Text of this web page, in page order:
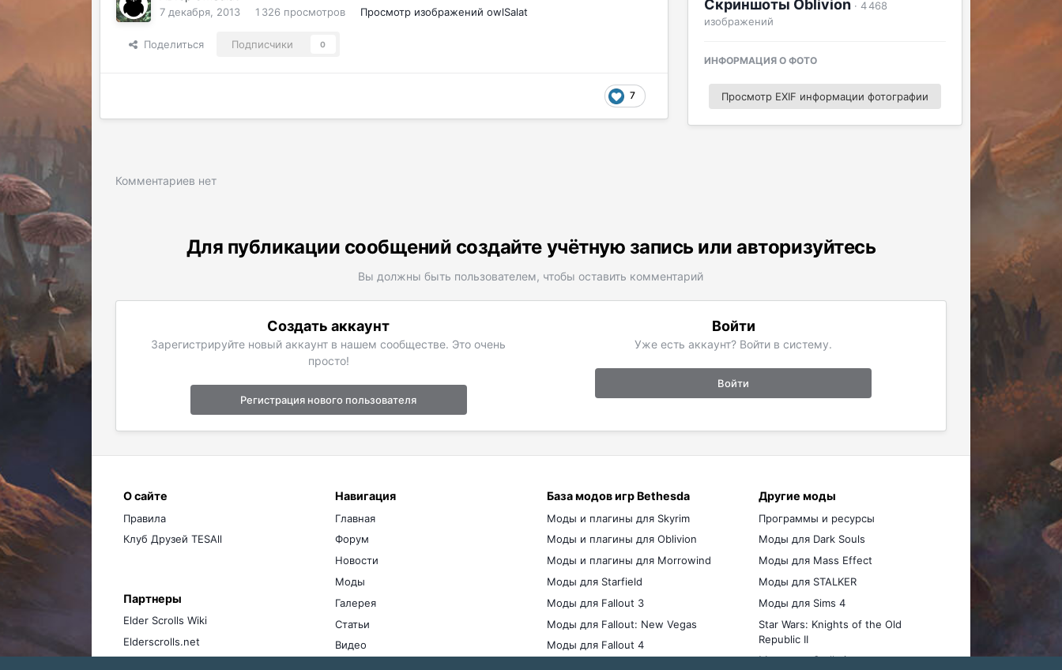
7 декабря, 2013 1 326 просмотров Просмотр изображений owlSalat
Поделиться Подписчики 0
7
Скриншоты Oblivion · 4 468
изображений
ИНФОРМАЦИЯ О ФОТО
Просмотр EXIF информации фотографии
Комментариев нет
Для публикации сообщений создайте учётную запись или авторизуйтесь
Вы должны быть пользователем, чтобы оставить комментарий
Создать аккаунт
Зарегистрируйте новый аккаунт в нашем сообществе. Это очень
просто!
Регистрация нового пользователя
Войти
Уже есть аккаунт? Войти в систему.
Войти
О сайте
Правила
Клуб Друзей TESAll
Партнеры
Elder Scrolls Wiki
Elderscrolls.net
Навигация
Главная
Форум
Новости
Моды
Галерея
Статьи
Видео
База модов игр Bethesda
Моды и плагины для Skyrim
Моды и плагины для Oblivion
Моды и плагины для Morrowind
Моды для Starfield
Моды для Fallout 3
Моды для Fallout: New Vegas
Моды для Fallout 4
Другие моды
Программы и ресурсы
Моды для Dark Souls
Моды для Mass Effect
Моды для STALKER
Моды для Sims 4
Star Wars: Knights of the Old
Republic II
Моды для Stellaris